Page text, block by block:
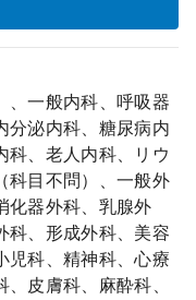
、一般内科、呼吸器
分泌内科、糖尿病内
科、老人内科、リウ
科目不問）、一般外
化器外科、乳腺外
科、形成外科、美容
児科、精神科、心療
皮膚科、麻酔科、